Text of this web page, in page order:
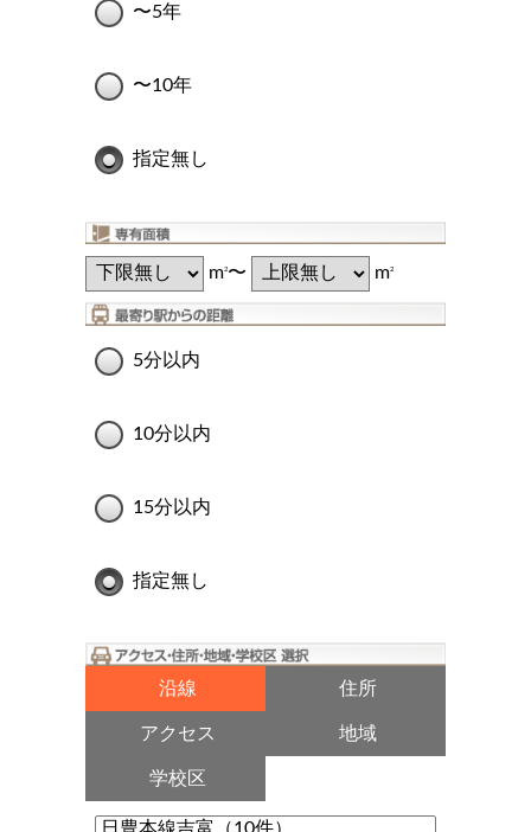
〜5年
〜10年
指定無し
m2〜 m2
5分以内
10分以内
15分以内
指定無し
沿線 住所
アクセス 地域
学校区